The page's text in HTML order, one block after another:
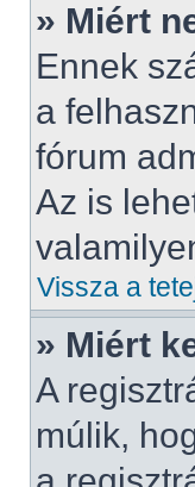
» Miért
Ennek
a
fórum
Az is
Vissza a
» Miért
A
múlik,